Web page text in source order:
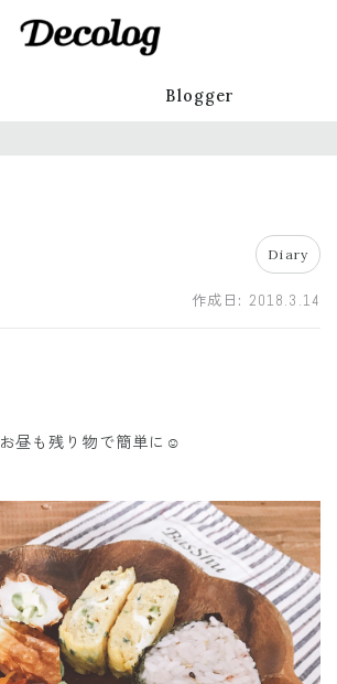
Blogger
Diary
作成日: 2018.3.14
お昼も残り物で簡単に☺︎